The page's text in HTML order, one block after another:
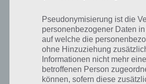
In Asphalt Xtreme gibt es eine Tages-Box und
Diese solltest du direkt aktivieren, denn der
wieder, wenn du die Box aktiviert hast. Darin
Materialteile, die du für das Upgrade deiner
Pseudonymisierung ist die
personenbezogener Daten
auf welche die
ohne Hinzuziehung
Informationen nicht mehr
betroffenen Person
können, sofern diese